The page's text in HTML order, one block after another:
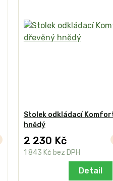
Stolek odkládací
hnědý
2 230 Kč
1 843 Kč bez DPH
Detail